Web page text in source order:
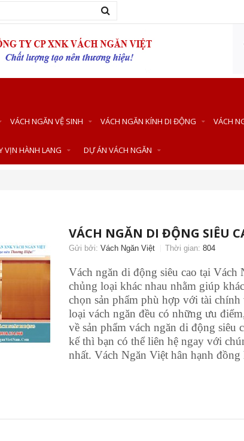
VÁCH NGĂN VỆ SINH VÁCH NGĂN KÍNH DI ĐỘNG VÁCH
VỊN HÀNH LANG DỰ ÁN VÁCH NGĂN
VÁCH NGĂN DI ĐỘNG SIÊU
Gửi bởi: Vách Ngăn Việt Thời gian: 804
Vách ngăn di động siêu cao tại Vách
chủng loại khác nhau nhằm giúp
chọn sản phẩm phù hợp với tài
loại vách ngăn đều có những ưu
về sản phẩm vách ngăn di động siêu
kế thì bạn có thể liên hệ ngay với
nhất. Vách Ngăn Việt hân hạnh